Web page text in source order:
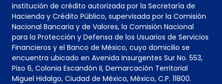
institución de crédito autorizada por la Secretaría de
Hacienda y Crédito Público, supervisada por la Comisión
Nacional Bancaria y de Valores, la Comisión Nacional
para la Protección y Defensa de los Usuarios de Servicios
Financieros y el Banco de México, cuyo domicilio se
encuentra ubicado en Avenida Insurgentes Sur No. 553,
Piso 6, Colonia Escandón II, Demarcación Territorial
Miguel Hidalgo, Ciudad de México, México, C.P. 11800.